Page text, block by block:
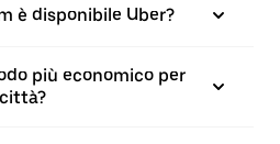
è disponibile Uber?
più economico per